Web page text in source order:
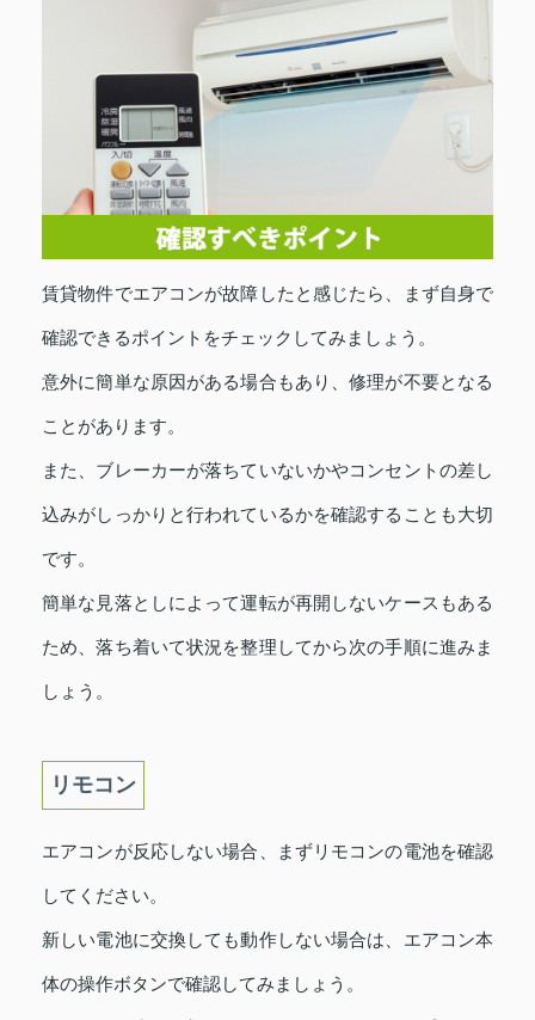
賃貸物件でエアコンが故障したと感じたら、まず自身で
確認できるポイントをチェックしてみましょう。
意外に簡単な原因がある場合もあり、修理が不要となる
ことがあります。
また、ブレーカーが落ちていないかやコンセントの差し
込みがしっかりと行われているかを確認することも大切
です。
簡単な見落としによって運転が再開しないケースもある
ため、落ち着いて状況を整理してから次の手順に進みま
しょう。
リモコン
エアコンが反応しない場合、まずリモコンの電池を確認
してください。
新しい電池に交換しても動作しない場合は、エアコン本
体の操作ボタンで確認してみましょう。